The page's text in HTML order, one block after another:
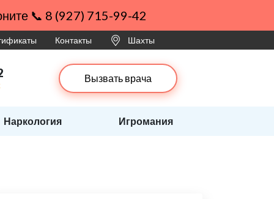
📞 8 (927) 715-99-42
Контакты Шахты
Вызвать врача
Наркология Игромания